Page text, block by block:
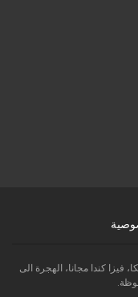
امريكا، فيزا كندا مجانا، الهجرة الى